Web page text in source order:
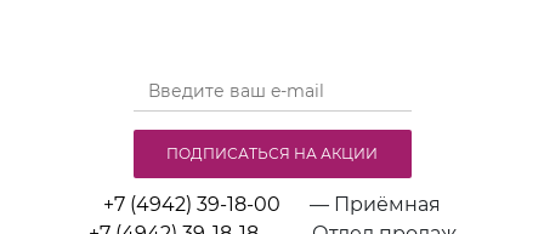
+7 (4942) 39-18-00
— Приёмная
ПОДПИСАТЬСЯ НА АКЦИИ